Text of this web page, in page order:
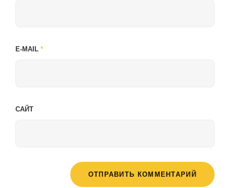
E-MAIL *
САЙТ